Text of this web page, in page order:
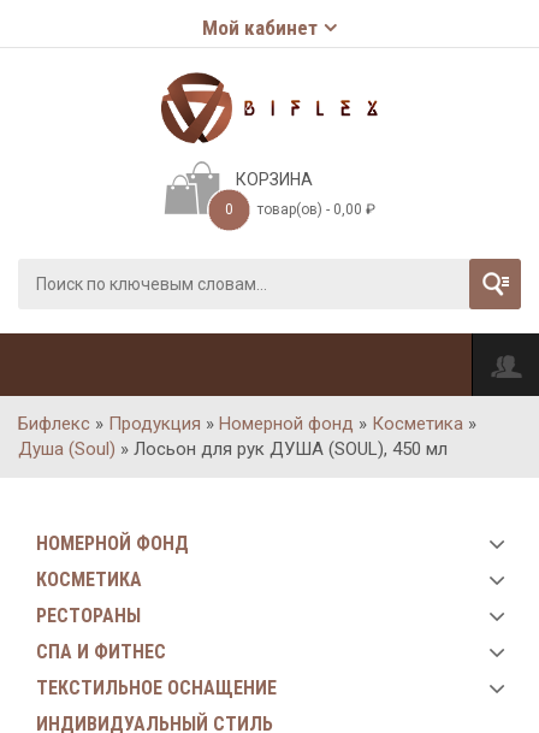
Мой кабинет
КОРЗИНА
0 товар(ов) - 0,00 ₽
Бифлекс » Продукция » Номерной фонд » Косметика »
Душа (Soul) » Лосьон для рук ДУША (SOUL), 450 мл
НОМЕРНОЙ ФОНД
КОСМЕТИКА
РЕСТОРАНЫ
СПА И ФИТНЕС
ТЕКСТИЛЬНОЕ ОСНАЩЕНИЕ
ИНДИВИДУАЛЬНЫЙ СТИЛЬ